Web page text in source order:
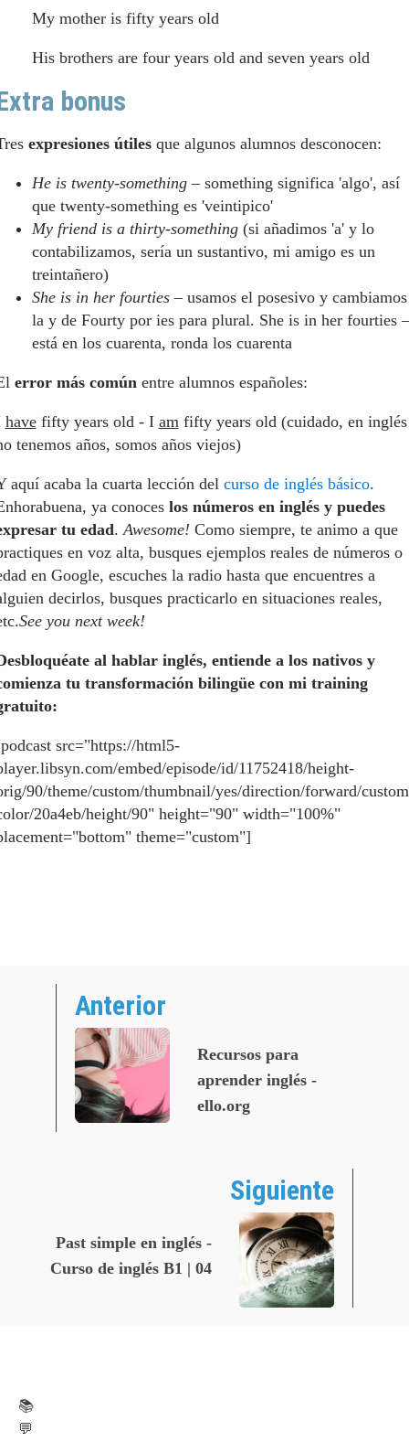
My mother is fifty years old
His brothers are four years old and seven years old
bonus
expresiones útilesque algunos alumnos desconocen:
He is twenty-something– something significa 'algo', así
que twenty-something es 'veintipico'
My friend is a thirty-something(si añadimos 'a' y lo
contabilizamos, sería un sustantivo, mi amigo es un
treintañero)
She is in her fourties– usamos el posesivo y cambiamos
la y de Fourty por ies para plural. She is in her fourties –
está en los cuarenta, ronda los cuarenta
error más comúnentre alumnos españoles:
havefifty years old - I amfifty years old (cuidado, en inglés
tenemos años, somos años viejos)
aquí acaba la cuarta lección del curso de inglés básico.
ya conoceslos números en inglés y puedes
tu edad.Awesome! Como siempre, te animo a que
en voz alta, busques ejemplos reales de números o
en Google, escuches la radio hasta que encuentres a
decirlos, busques practicarlo en situaciones reales,
See you next week!
al hablar inglés, entiende a los nativos y
tu transformación bilingüe con mi training
src="https://html5-
embed/episode/id/11752418/height-
90/theme/custom/thumbnail/yes/direction/forward/
20a4eb/height/90" height="90" width="100%"
theme="custom"]
Anterior
Recursos para
aprender inglés -
ello.org
Siguiente
Past simple en inglés -
Curso de inglés B1 | 04
📚
💬